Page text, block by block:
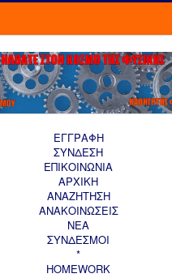
ΕΓΓΡΑΦΗ
ΣΥΝΔΕΣΗ
ΕΠΙΚΟΙΝΩΝΙΑ
ΑΡΧΙΚΗ
AΝΑΖΗΤΗΣΗ
ΑΝΑΚΟΙΝΩΣΕΙΣ
ΝΕΑ
ΣΥΝΔΕΣΜΟΙ
*
HOMEWORK